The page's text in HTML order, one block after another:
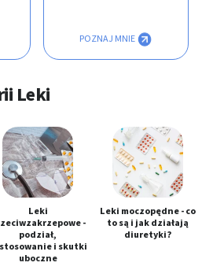
POZNAJ MNIE
Leki
Leki
-
podział,
i skutki
uboczne
Leki moczopędne - co
to są i jak działają
diuretyki?